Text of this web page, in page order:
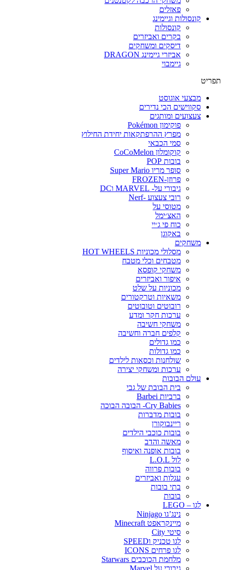
פאזלים
קונסולות וגיימינג
קונסולות
בקרים ואביזרים
דיסקים ומשחקים
אביזרי גיימינג DRAGON
גיימבוי
מבצעי אוגוסט
סקווישים הכי נדירים
צעצועים ומותגים
פוקימון Pokémon
מפרץ ההרפתקאות יחידת החילוץ
סמי הכבאי
קוקומלון CoCoMelon
בובות POP
סופר מריו Super Mario
פרוזן-FROZEN
גיבורי על- MARVEL וDC
רובי צעצוע -Nerf
מטוסי על
האצ׳ימל
כוח פי ג׳יי
באקוגן
משחקים
מסלולי מכוניות HOT WHEELS
מטבחים וכלי מטבח
משחקי קופסא
איפור ואביזרים
מכוניות על שלט
משאיות וטרקטורים
רובוטים וטובוטים
ערכות חקר ומדע
משחקי חשיבה
קלפים חברה וחשיבה
כמו גדולים
כמו גדולות
שולחנות וכסאות לילדים
ערכות ומשחקי יצירה
עולם הבובות
בית הבובת של גבי
ברביות Barbei
Cry Babies- הבובה הבוכה
בובות מדברות
ריינבוקורן
בובות כוכבי הילדים
מאשה והדב
בובות אופנה ואיסוף
לול L.O.L
בובות פרווה
עגלות ואביזרים
בתי בובות
בובות
לגו – LEGO
נינג’גו Ninjago
מיינקראפט Minecraft
סיטי City
לגו טכניק וSPEED
לגו פרחים ICONS
מלחמת הכוכבים Starwars
גיבורי על Marvel